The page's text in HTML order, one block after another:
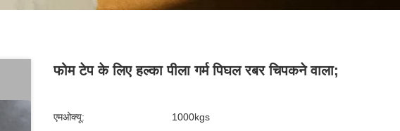
फोम टेप के लिए हल्का पीला गर्म पिघल रबर चिपकने वाला;
एमओक्यू: 1000kgs